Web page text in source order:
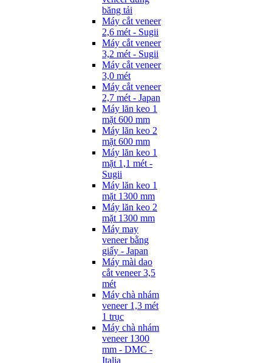
băng tải
Máy cắt veneer
2,6 mét - Sugii
Máy cắt veneer
3,2 mét - Sugii
Máy cắt veneer
3,0 mét
Máy cắt veneer
2,7 mét - Japan
Máy lăn keo 1
mặt 600 mm
Máy lăn keo 2
mặt 600 mm
Máy lăn keo 1
mặt 1,1 mét -
Sugii
Máy lăn keo 1
mặt 1300 mm
Máy lăn keo 2
mặt 1300 mm
Máy may
veneer bằng
giấy - Japan
Máy mài dao
cắt veneer 3,5
mét
Máy chà nhám
veneer 1,3 mét
1 trục
Máy chà nhám
veneer 1300
mm - DMC -
Italia